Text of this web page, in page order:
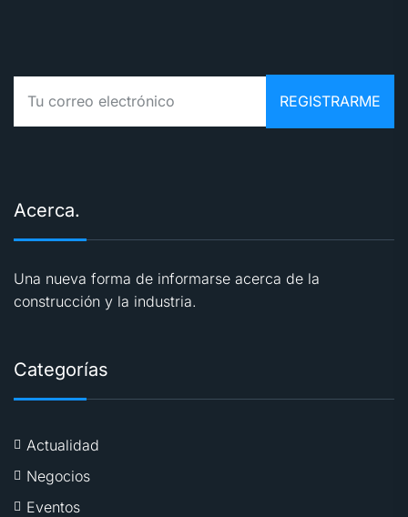
Acerca.
Una nueva forma de informarse acerca de la
construcción y la industria.
Categorías
Actualidad
Negocios
Eventos